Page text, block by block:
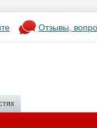
Отзывы,